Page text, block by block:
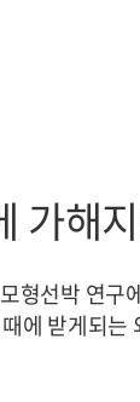
가해
형선박 연구
에 받게되